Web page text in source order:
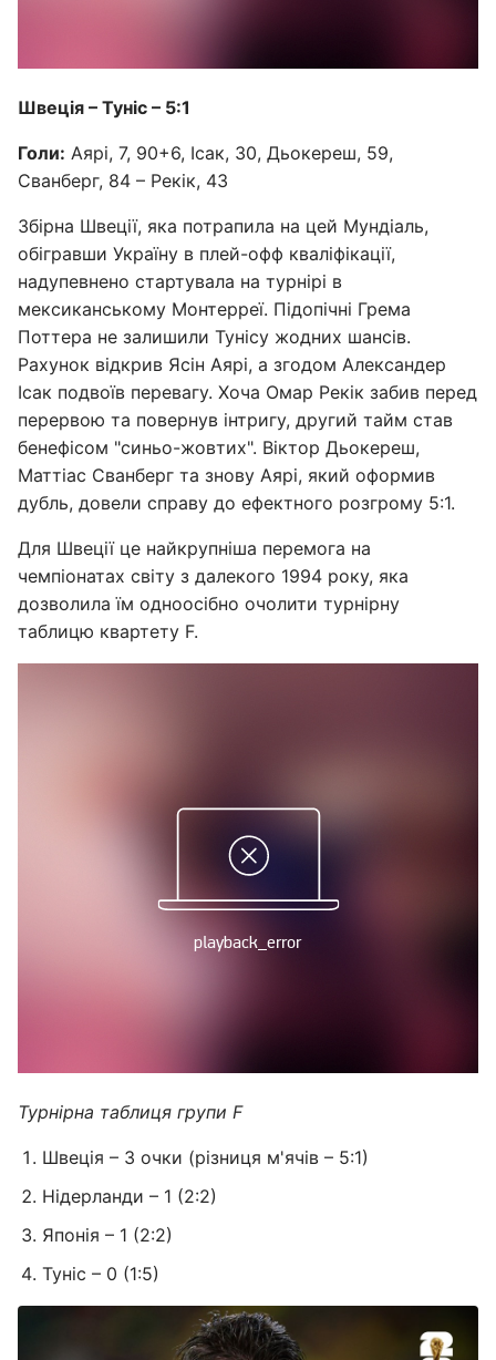
Швеція – Туніс – 5:1
Голи: Аярі, 7, 90+6, Ісак, 30, Дьокереш, 59,
Сванберг, 84 – Рекік, 43
Збірна Швеції, яка потрапила на цей Мундіаль,
обігравши Україну в плей-офф кваліфікації,
надупевнено стартувала на турнірі в
мексиканському Монтерреї. Підопічні Грема
Поттера не залишили Тунісу жодних шансів.
Рахунок відкрив Ясін Аярі, а згодом Александер
Ісак подвоїв перевагу. Хоча Омар Рекік забив перед
перервою та повернув інтригу, другий тайм став
бенефісом "синьо-жовтих". Віктор Дьокереш,
Маттіас Сванберг та знову Аярі, який оформив
дубль, довели справу до ефектного розгрому 5:1.
Для Швеції це найкрупніша перемога на
чемпіонатах світу з далекого 1994 року, яка
дозволила їм одноосібно очолити турнірну
таблицю квартету F.
Турнірна таблиця групи F
Швеція – 3 очки (різниця м'ячів – 5:1)
Нідерланди – 1 (2:2)
Японія – 1 (2:2)
Туніс – 0 (1:5)